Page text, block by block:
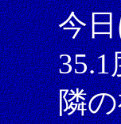
今
35.1
隣